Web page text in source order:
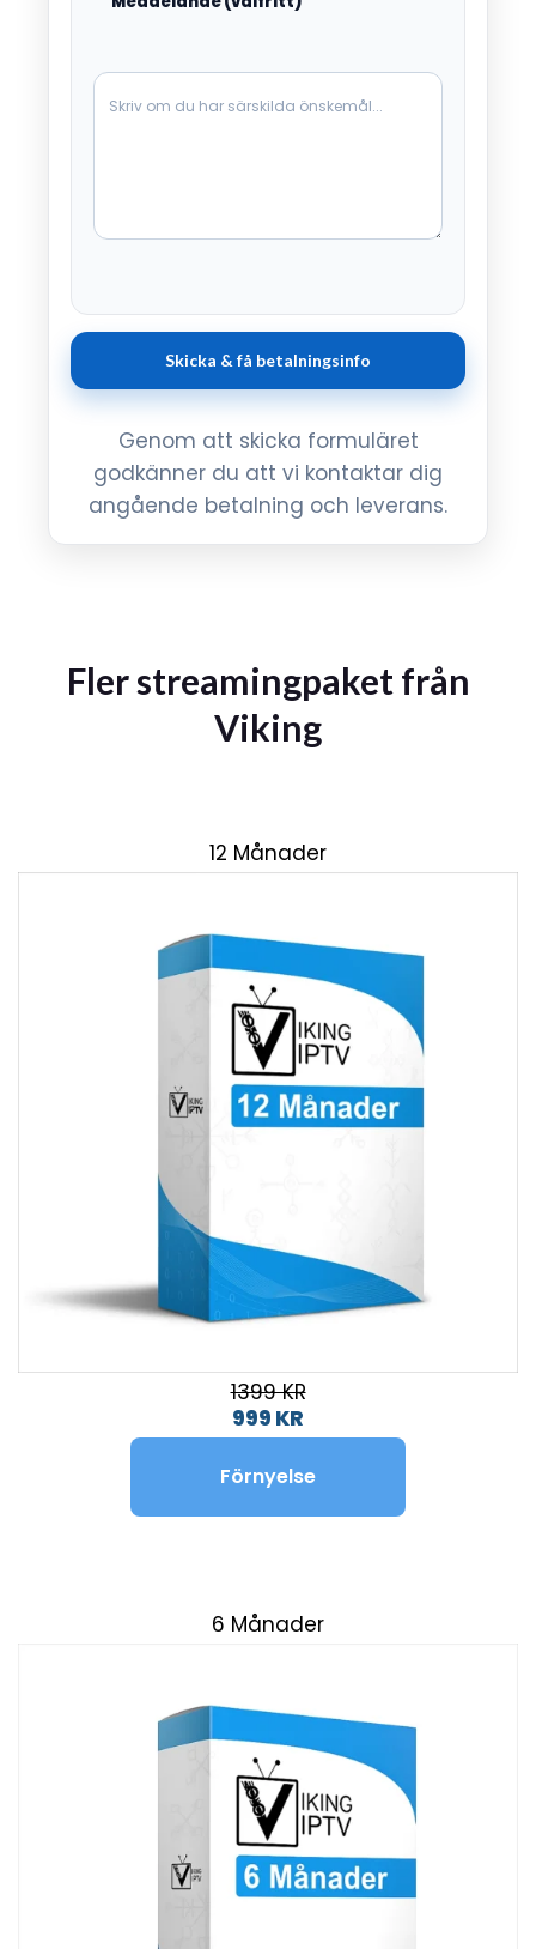
Genom att skicka formuläret
godkänner du att vi kontaktar dig
angående betalning och leverans.
Fler streamingpaket från
Viking
12 Månader
1399 KR
999 KR
Förnyelse
6 Månader